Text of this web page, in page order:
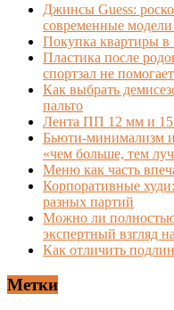
Джинсы Guess:
современные
Покупка квартиры в
Пластика после
спортзал не помогает
Как выбрать
пальто
Лента ПП 12 мм и
Бьюти-минимализм
«чем больше, тем
Меню как часть
Корпоративные
разных партий
Можно ли полностью
экспертный взгляд
Как отличить
Метки